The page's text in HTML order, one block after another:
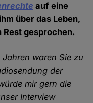
auf eine
über das Leben,
Rest gesprochen.
waren Sie zu
der
mir gern die
Interview